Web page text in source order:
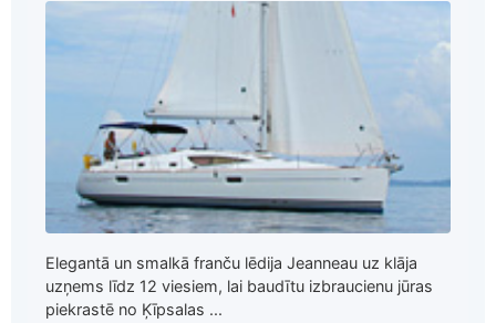
Elegantā un smalkā franču lēdija Jeanneau uz klāja
uzņems līdz 12 viesiem, lai baudītu izbraucienu jūras
piekrastē no Ķīpsalas ...